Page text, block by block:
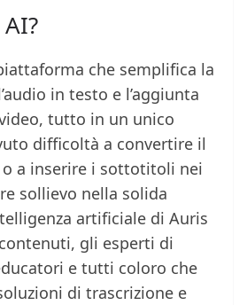
che semplifica la
in testo e l’aggiunta
tutto in un unico
difficoltà a convertire il
a inserire i sottotitoli nei
sollievo nella solida
artificiale di Auris
gli esperti di
e tutti coloro che
di trascrizione e